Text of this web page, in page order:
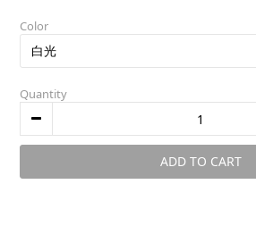
Color
Quantity
ADD TO CART